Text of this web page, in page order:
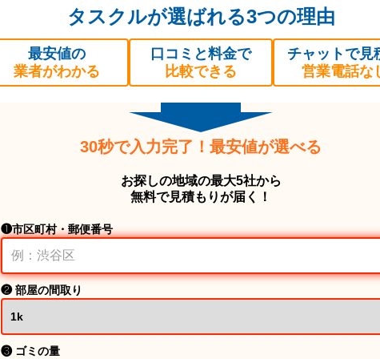
タスクルが選ばれる3つの理由
最安値の
業者がわかる
口コミと料金で
比較できる
チャットで見
営業電話な
30秒で入力完了！最安値が選べる
お探しの地域の最大5社から
無料で見積もりが届く！
❶市区町村・郵便番号
❷ 部屋の間取り
❸ ゴミの量